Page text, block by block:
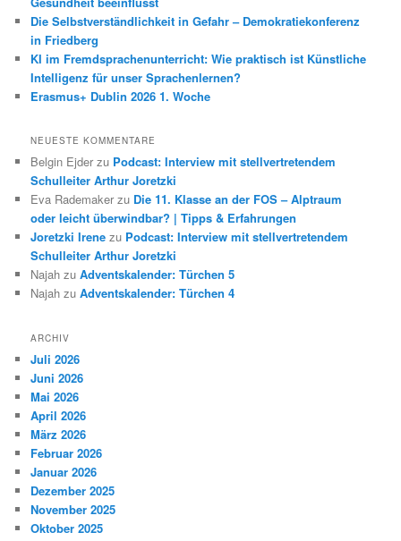
Die Selbstverständlichkeit in Gefahr – Demokratiekonferenz
in Friedberg
KI im Fremdsprachenunterricht: Wie praktisch ist Künstliche
Intelligenz für unser Sprachenlernen?
Erasmus+ Dublin 2026 1. Woche
NEUESTE KOMMENTARE
Belgin Ejder zu Podcast: Interview mit stellvertretendem
Schulleiter Arthur Joretzki
Eva Rademaker zu Die 11. Klasse an der FOS – Alptraum
oder leicht überwindbar? | Tipps & Erfahrungen
Joretzki Irene zu Podcast: Interview mit stellvertretendem
Schulleiter Arthur Joretzki
Najah zuAdventskalender: Türchen 5
Najah zuAdventskalender: Türchen 4
ARCHIV
Juli 2026
Juni 2026
Mai 2026
April 2026
März 2026
Februar 2026
Januar 2026
Dezember 2025
November 2025
Oktober 2025